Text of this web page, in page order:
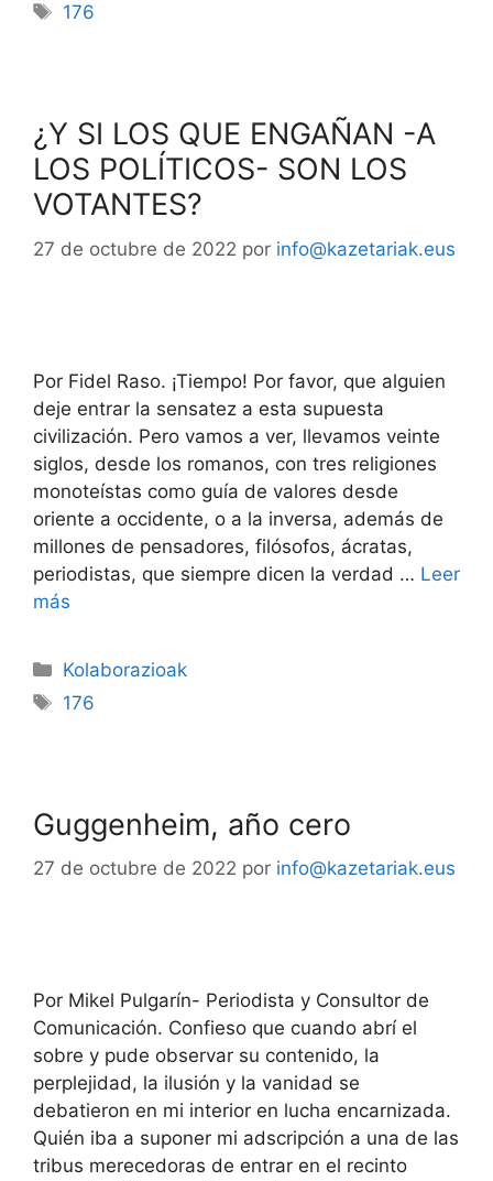
176
¿Y SI LOS QUE ENGAÑAN -A
LOS POLÍTICOS- SON LOS
VOTANTES?
27 de octubre de 2022 por info@kazetariak.eus
Por Fidel Raso. ¡Tiempo! Por favor, que alguien
deje entrar la sensatez a esta supuesta
civilización. Pero vamos a ver, llevamos veinte
siglos, desde los romanos, con tres religiones
monoteístas como guía de valores desde
oriente a occidente, o a la inversa, además de
millones de pensadores, filósofos, ácratas,
periodistas, que siempre dicen la verdad … Leer
más
Kolaborazioak
176
Guggenheim, año cero
27 de octubre de 2022 por info@kazetariak.eus
Por Mikel Pulgarín- Periodista y Consultor de
Comunicación. Confieso que cuando abrí el
sobre y pude observar su contenido, la
perplejidad, la ilusión y la vanidad se
debatieron en mi interior en lucha encarnizada.
Quién iba a suponer mi adscripción a una de las
tribus merecedoras de entrar en el recinto